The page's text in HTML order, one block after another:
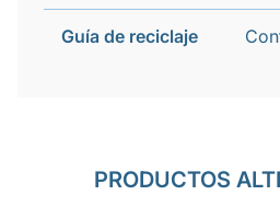
Guía de reciclaje
PRODUCTOS